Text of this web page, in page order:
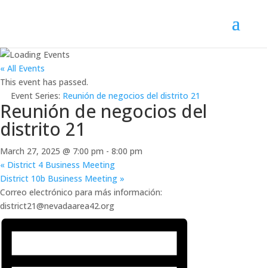
« All Events
This event has passed.
Event Series: Reunión de negocios del distrito 21
Reunión de negocios del
distrito 21
March 27, 2025 @ 7:00 pm - 8:00 pm
« District 4 Business Meeting
District 10b Business Meeting »
Correo electrónico para más información:
district21@nevadaarea42.org